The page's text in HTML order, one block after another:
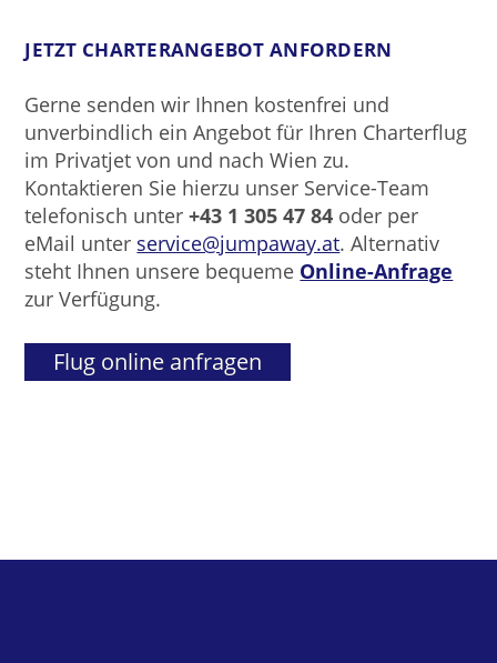
JETZT CHARTERANGEBOT ANFORDERN
Gerne senden wir Ihnen kostenfrei und
unverbindlich ein Angebot für Ihren Charterflug
im Privatjet von und nach Wien zu.
Kontaktieren Sie hierzu unser Service-Team
telefonisch unter+43 1 305 47 84 oder per
eMail unter service@jumpaway.at. Alternativ
steht Ihnen unsere bequeme Online-Anfrage
zur Verfügung.
Flug online anfragen